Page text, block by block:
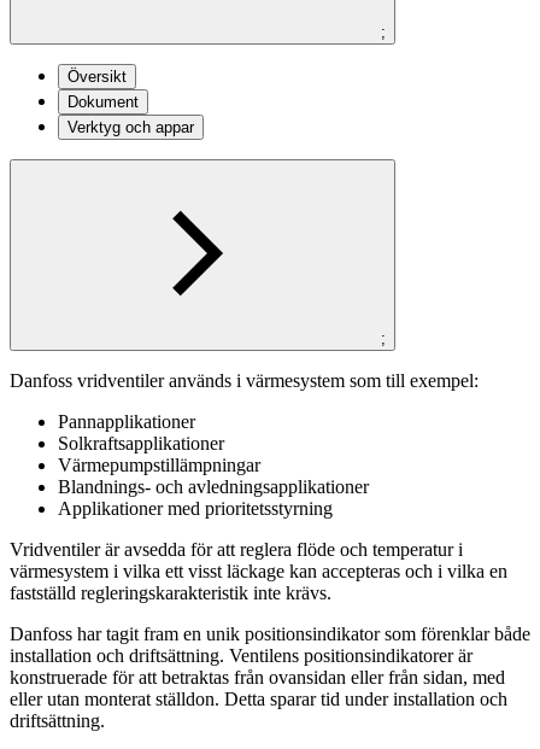
;
Översikt
Dokument
Verktyg och appar
;
Danfoss vridventiler används i värmesystem som till exempel:
Pannapplikationer
Solkraftsapplikationer
Värmepumpstillämpningar
Blandnings- och avledningsapplikationer
Applikationer med prioritetsstyrning
Vridventiler är avsedda för att reglera flöde och temperatur i
värmesystem i vilka ett visst läckage kan accepteras och i vilka en
fastställd regleringskarakteristik inte krävs.
Danfoss har tagit fram en unik positionsindikator som förenklar både
installation och driftsättning. Ventilens positionsindikatorer är
konstruerade för att betraktas från ovansidan eller från sidan, med
eller utan monterat ställdon. Detta sparar tid under installation och
driftsättning.